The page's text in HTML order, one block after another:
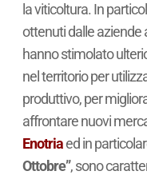
la viticoltura. In
ottenuti dalle aziende
hanno stimolato
nel territorio per
produttivo, per
affrontare nuovi
Enotriaed in
Ottobre”, sono